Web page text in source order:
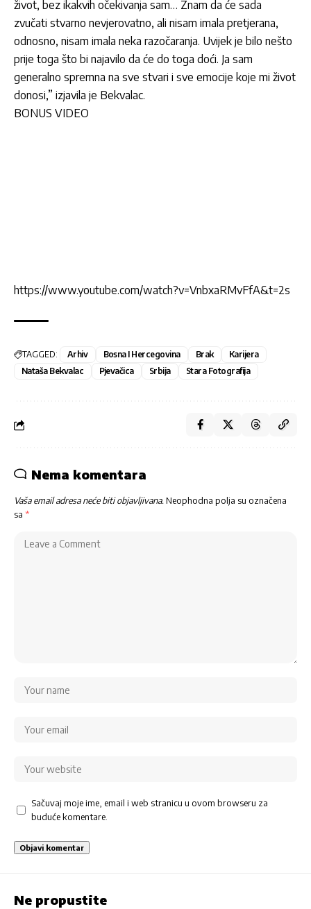
život, bez ikakvih očekivanja sam… Znam da će sada
zvučati stvarno nevjerovatno, ali nisam imala pretjerana,
odnosno, nisam imala neka razočaranja. Uvijek je bilo nešto
prije toga što bi najavilo da će do toga doći. Ja sam
generalno spremna na sve stvari i sve emocije koje mi život
donosi,” izjavila je Bekvalac.
BONUS VIDEO
https://www.youtube.com/watch?v=VnbxaRMvFfA&t=2s
TAGGED: Arhiv Bosna I Hercegovina Brak
Karijera
Nataša Bekvalac
Pjevačica Srbija Stara Fotografija
Nema komentara
Vaša email adresa neće biti objavljivana.Neophodna polja su označena
sa *
Sačuvaj moje ime, email i web stranicu u ovom browseru za
buduće komentare.
Ne propustite